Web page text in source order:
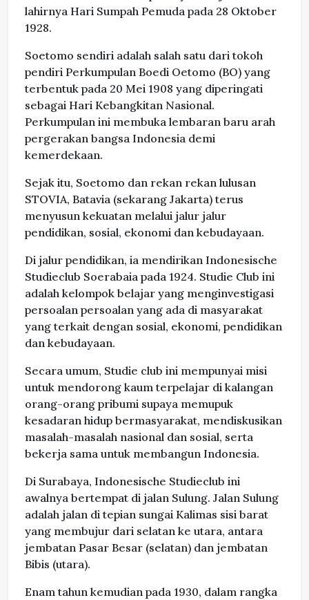
lahirnya Hari Sumpah Pemuda pada 28 Oktober
1928.
Soetomo sendiri adalah salah satu dari tokoh
pendiri Perkumpulan Boedi Oetomo (BO) yang
terbentuk pada 20 Mei 1908 yang diperingati
sebagai Hari Kebangkitan Nasional.
Perkumpulan ini membuka lembaran baru arah
pergerakan bangsa Indonesia demi
kemerdekaan.
Sejak itu, Soetomo dan rekan rekan lulusan
STOVIA, Batavia (sekarang Jakarta) terus
menyusun kekuatan melalui jalur jalur
pendidikan, sosial, ekonomi dan kebudayaan.
Di jalur pendidikan, ia mendirikan Indonesische
Studieclub Soerabaia pada 1924. Studie Club ini
adalah kelompok belajar yang menginvestigasi
persoalan persoalan yang ada di masyarakat
yang terkait dengan sosial, ekonomi, pendidikan
dan kebudayaan.
Secara umum, Studie club ini mempunyai misi
untuk mendorong kaum terpelajar di kalangan
orang-orang pribumi supaya memupuk
kesadaran hidup bermasyarakat, mendiskusikan
masalah-masalah nasional dan sosial, serta
bekerja sama untuk membangun Indonesia.
Di Surabaya, Indonesische Studieclub ini
awalnya bertempat di jalan Sulung. Jalan Sulung
adalah jalan di tepian sungai Kalimas sisi barat
yang membujur dari selatan ke utara, antara
jembatan Pasar Besar (selatan) dan jembatan
Bibis (utara).
Enam tahun kemudian pada 1930, dalam rangka